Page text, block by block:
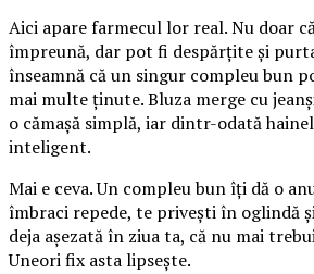
Aici apare farmecul lor real. Nu doar
împreună, dar pot fi despărțite și
înseamnă că un singur compleu bun
mai multe ținute. Bluza merge cu
o cămașă simplă, iar dintr-odată
inteligent.
Mai e ceva. Un compleu bun îți dă o
îmbraci repede, te privești în oglindă
deja așezată în ziua ta, că nu mai
Uneori fix asta lipsește.